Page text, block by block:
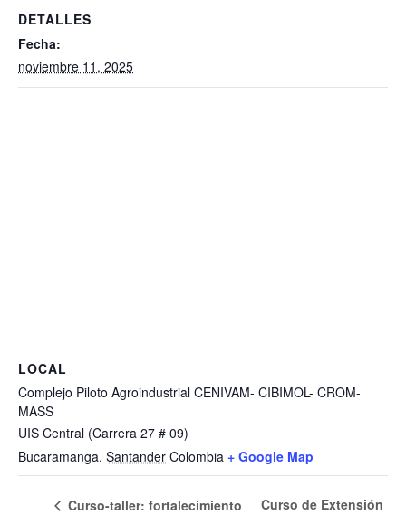
DETALLES
Fecha:
noviembre 11, 2025
LOCAL
Complejo Piloto Agroindustrial CENIVAM- CIBIMOL- CROM-
MASS
UIS Central (Carrera 27 # 09)
Bucaramanga, Santander Colombia + Google Map
Curso-taller: fortalecimiento
Curso de Extensión